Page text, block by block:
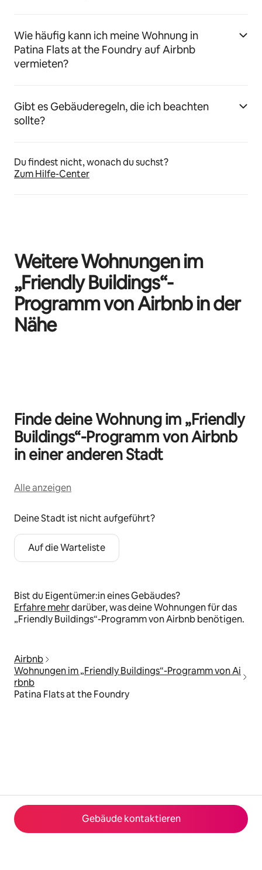
Gebäude kontaktieren
Wie häufig kann ich meine Wohnung in
Patina Flats at the Foundry auf Airbnb
vermieten?
Gibt es Gebäuderegeln, die ich beachten
sollte?
Du findest nicht, wonach du suchst?
Zum Hilfe-Center
Weitere Wohnungen im
„Friendly Buildings“-
Programm von Airbnb in der
Nähe
Finde deine Wohnung im „Friendly
Buildings“-Programm von Airbnb
in einer anderen Stadt
Alle anzeigen
Deine Stadt ist nicht aufgeführt?
Auf die Warteliste
Bist du Eigentümer:in eines Gebäudes?
Erfahre mehrdarüber, was deine Wohnungen für das
„Friendly Buildings“-Programm von Airbnb benötigen.
Airbnb
Wohnungen im „Friendly Buildings“-Programm von Ai
rbnb
Patina Flats at the Foundry